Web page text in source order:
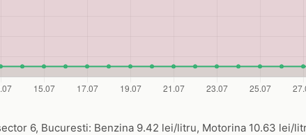
6, Bucuresti: Benzina 9.42 lei/litru, Motorina 10.63 lei/